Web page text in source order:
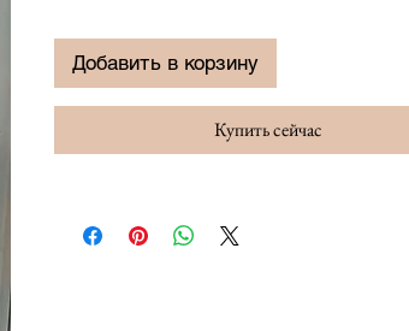
Добавить в корзину
Купить сейчас